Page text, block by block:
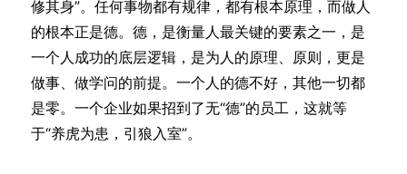
修其身”。任何事物都有规律，都有根本原理，而做人
的根本正是德。德，是衡量人最关键的要素之一，是
一个人成功的底层逻辑，是为人的原理、原则，更是
做事、做学问的前提。一个人的德不好，其他一切都
是零。一个企业如果招到了无“德”的员工，这就等
于“养虎为患，引狼入室”。